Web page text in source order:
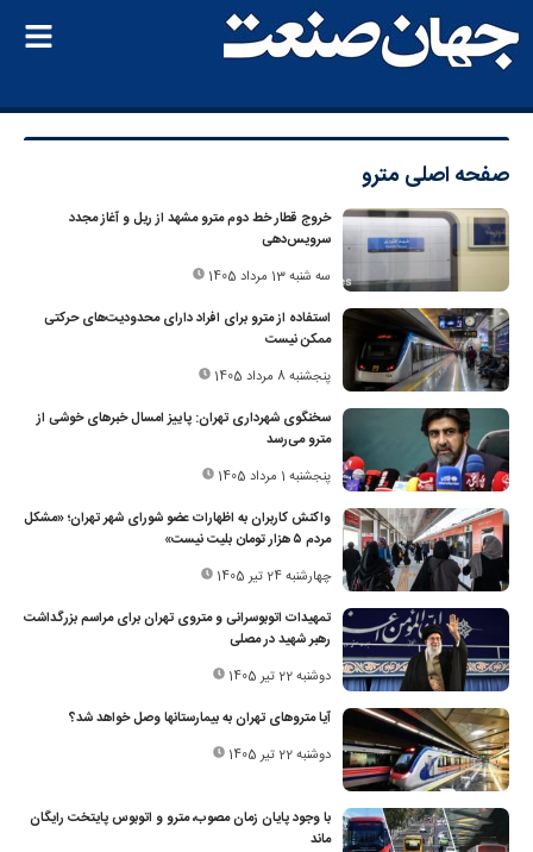
صفحه اصلی مترو
خروج قطار خط دوم مترو مشهد از ریل و آغاز مجدد
سرویس‌دهی
سه شنبه 13 مرداد 1405
استفاده از مترو برای افراد دارای محدودیت‌های حرکتی
ممکن نیست
پنجشنبه 8 مرداد 1405
سخنگوی شهرداری تهران: پاییز امسال خبرهای خوشی از
مترو می‌رسد
پنجشنبه 1 مرداد 1405
واکنش کاربران به اظهارات عضو شورای شهر تهران؛ «مشکل
مردم ۵ هزار تومان بلیت نیست»
چهارشنبه 24 تیر 1405
تمهیدات اتوبوسرانی و متروی تهران برای مراسم بزرگداشت
رهبر شهید در مصلی
دوشنبه 22 تیر 1405
آیا متروهای تهران به بیمارستانها وصل خواهد شد؟
دوشنبه 22 تیر 1405
با وجود پایان زمان مصوب، مترو و اتوبوس پایتخت رایگان
ماند